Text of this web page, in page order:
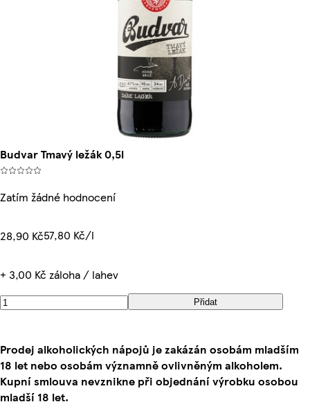
Budvar Tmavý ležák 0,5l
Zatím žádné hodnocení
28,90 Kč57,80 Kč/l
+ 3,00 Kč záloha / lahev
Přidat
Prodej alkoholických nápojů je zakázán osobám mladším
18 let nebo osobám významně ovlivněným alkoholem.
Kupní smlouva nevznikne při objednání výrobku osobou
mladší 18 let.